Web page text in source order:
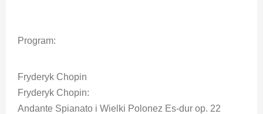
Program:
Fryderyk Chopin
Fryderyk Chopin:
Andante Spianato i Wielki Polonez Es-dur op. 22